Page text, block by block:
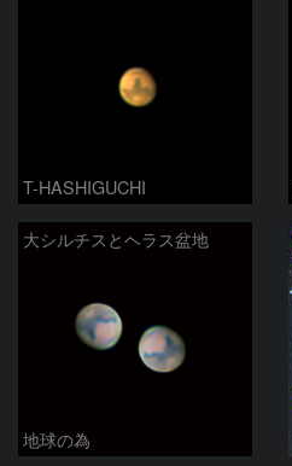
T-HASHIGUCHI
大シルチスとヘラス盆地
地球の為